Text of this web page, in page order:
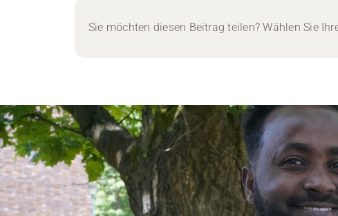
Sie möchten diesen Beitrag teilen? Wählen Sie